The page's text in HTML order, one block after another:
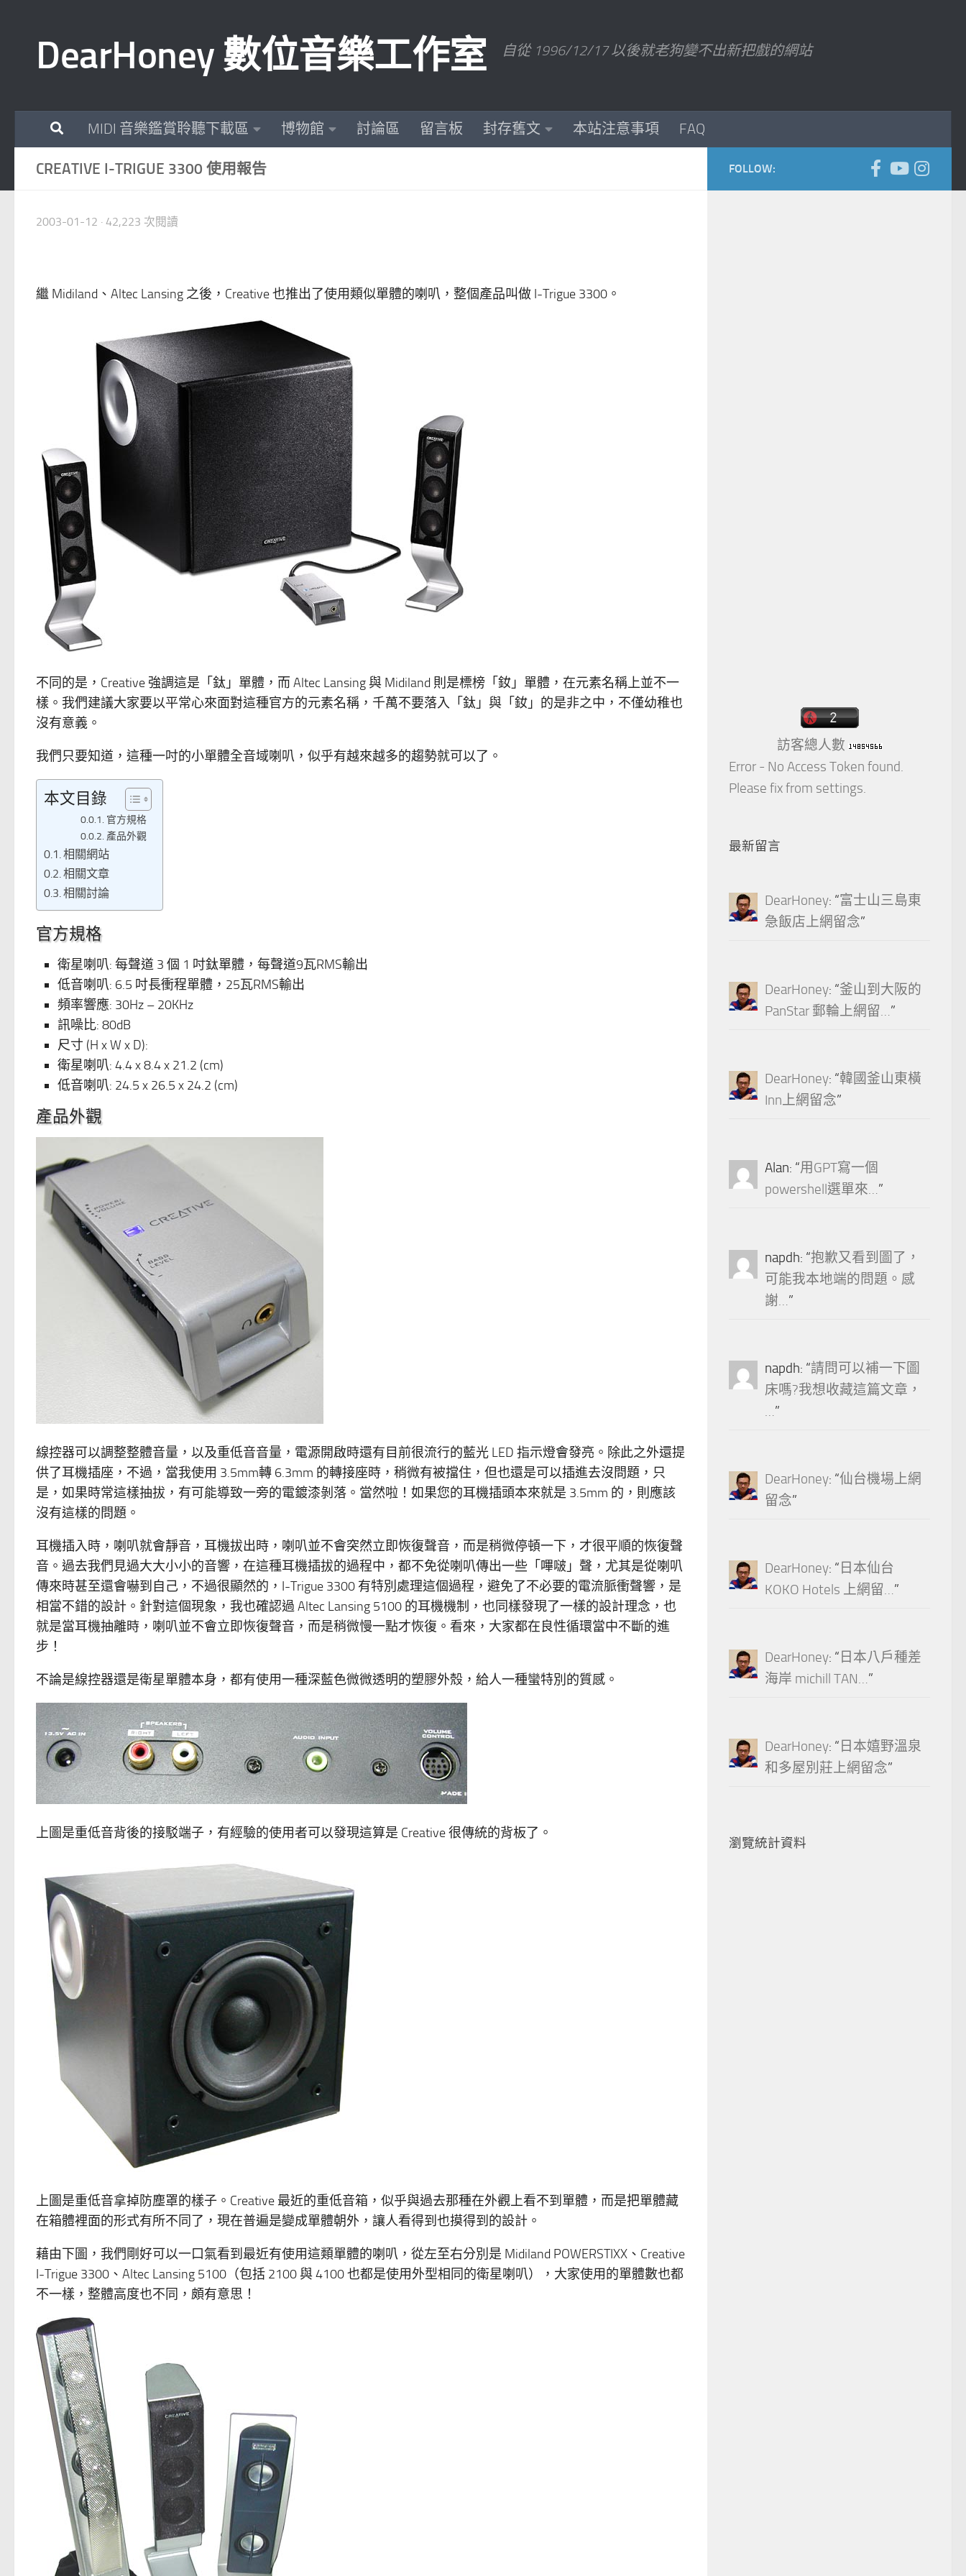
DearHoney 數位音樂工作室 自從 1996/12/17 以後就老狗變不出新把戲的網站
MIDI 音樂鑑賞聆聽下載區 博物館 討論區 留言板 封存舊文 本站注意事項 FAQ
CREATIVE I-TRIGUE 3300 使用報告
2003-01-12 · 42,223 次閱讀
繼 Midiland、Altec Lansing 之後，Creative 也推出了使用類似單體的喇叭，整個產品叫做 I-Trigue 3300。
不同的是，Creative 強調這是「鈦」單體，而 Altec Lansing 與 Midiland 則是標榜「釹」單體，在元素名稱上並不一
樣。我們建議大家要以平常心來面對這種官方的元素名稱，千萬不要落入「鈦」與「釹」的是非之中，不僅幼稚也
沒有意義。
我們只要知道，這種一吋的小單體全音域喇叭，似乎有越來越多的趨勢就可以了。
本文目錄
官方規格
產品外觀
相關網站
相關文章
相關討論
官方規格
衛星喇叭: 每聲道 3 個 1 吋鈦單體，每聲道9瓦RMS輸出
低音喇叭: 6.5 吋長衝程單體，25瓦RMS輸出
頻率響應: 30Hz – 20KHz
訊噪比: 80dB
尺寸 (H x W x D):
衛星喇叭: 4.4 x 8.4 x 21.2 (cm)
低音喇叭: 24.5 x 26.5 x 24.2 (cm)
產品外觀
線控器可以調整整體音量，以及重低音音量，電源開啟時還有目前很流行的藍光 LED 指示燈會發亮。除此之外還提
供了耳機插座，不過，當我使用 3.5mm轉 6.3mm 的轉接座時，稍微有被擋住，但也還是可以插進去沒問題，只
是，如果時常這樣抽拔，有可能導致一旁的電鍍漆剝落。當然啦！如果您的耳機插頭本來就是 3.5mm 的，則應該
沒有這樣的問題。
耳機插入時，喇叭就會靜音，耳機拔出時，喇叭並不會突然立即恢復聲音，而是稍微停頓一下，才很平順的恢復聲
音。過去我們見過大大小小的音響，在這種耳機插拔的過程中，都不免從喇叭傳出一些「嗶啵」聲，尤其是從喇叭
傳來時甚至還會嚇到自己，不過很顯然的，I-Trigue 3300 有特別處理這個過程，避免了不必要的電流脈衝聲響，是
相當不錯的設計。針對這個現象，我也確認過 Altec Lansing 5100 的耳機機制，也同樣發現了一樣的設計理念，也
就是當耳機抽離時，喇叭並不會立即恢復聲音，而是稍微慢一點才恢復。看來，大家都在良性循環當中不斷的進
步！
不論是線控器還是衛星單體本身，都有使用一種深藍色微微透明的塑膠外殼，給人一種蠻特別的質感。
上圖是重低音背後的接駁端子，有經驗的使用者可以發現這算是 Creative 很傳統的背板了。
上圖是重低音拿掉防塵罩的樣子。Creative 最近的重低音箱，似乎與過去那種在外觀上看不到單體，而是把單體藏
在箱體裡面的形式有所不同了，現在普遍是變成單體朝外，讓人看得到也摸得到的設計。
藉由下圖，我們剛好可以一口氣看到最近有使用這類單體的喇叭，從左至右分別是 Midiland POWERSTIXX、Creative
I-Trigue 3300、Altec Lansing 5100（包括 2100 與 4100 也都是使用外型相同的衛星喇叭），大家使用的單體數也都
不一樣，整體高度也不同，頗有意思！
FOLLOW:
訪客總人數
Error - No Access Token found.
Please fix from settings.
最新留言
DearHoney: “富士山三島東
急飯店上網留念”
DearHoney: “釜山到大阪的
PanStar 郵輪上網留…”
DearHoney: “韓國釜山東橫
Inn上網留念”
Alan: “用GPT寫一個
powershell選單來…”
napdh: “抱歉又看到圖了，
可能我本地端的問題。感
謝…”
napdh: “請問可以補一下圖
床嗎?我想收藏這篇文章，
…”
DearHoney: “仙台機場上網
留念”
DearHoney: “ 日本仙台
KOKO Hotels 上網留…”
DearHoney: “ 日本八戶種差
海岸 michill TAN…”
DearHoney: “ 日本嬉野溫泉
和多屋別莊上網留念”
瀏覽統計資料